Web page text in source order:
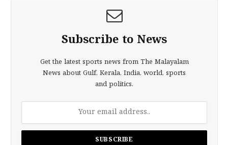
Subscribe to News
Get the latest sports news from The Malayalam
News about Gulf, Kerala, India, world, sports
and politics.